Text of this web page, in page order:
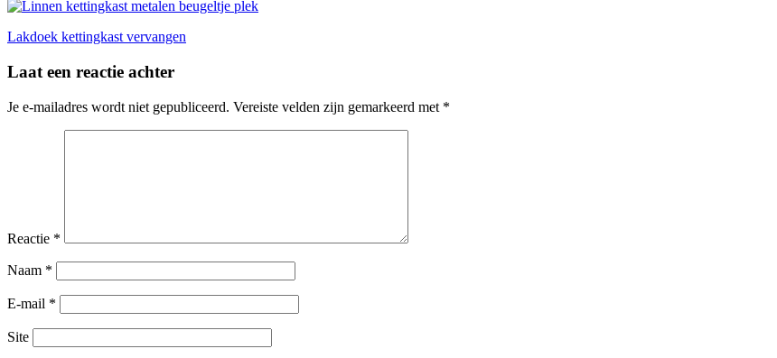
Bericht
navigatie
Vorige
Lakdoek kettingkast vervangen
Laat een reactie achter
Je e-mailadres wordt niet gepubliceerd. Vereiste velden zijn gemarkeerd met *
Reactie *
Naam *
E-mail *
Site